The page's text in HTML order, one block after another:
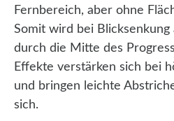
Fernbereich, aber ohne
Somit wird bei
durch die Mitte des
Effekte verstärken sich bei
und bringen leichte
sich.